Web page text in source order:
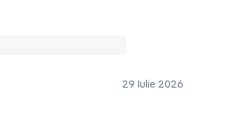
29 Iulie 2026